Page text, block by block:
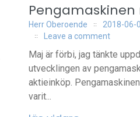
Pengamaskinen
Herr Oberoende
2018-06-
Leave a comment
Maj är förbi, jag tänkte
utvecklingen av
aktieinköp.
varit...